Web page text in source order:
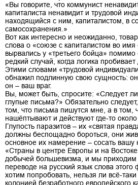
«Вы говорите, что коммунист
капиталиста ненавидит и трудовой
находящийся с ним, капиталистом, в
самосохранения.»
Вот как интересно и неожиданно,
слова о «союзе с капиталистом во
вырвались у «третьего бойца» помимо
редкий случай, когда логика
Этими словами «трудовой
обнажил подлинную свою сущность: он
он – ваш враг.
Вы, может быть, спросите: «Следует
глупые письма?» Обязательно
том, что письма пишутся мне, а в том,
нашёптывают и действуют где-то около
Глупость паразитов – их «святая
должны беспощадно бороться, они
основное их намерение – сосать вашу
«Страны в центре Европы и на Востоке
добычей большевизма, и мы
переводе на русский язык слова
хотим попробовать, нельзя ли всё-
колонией безработного европейского